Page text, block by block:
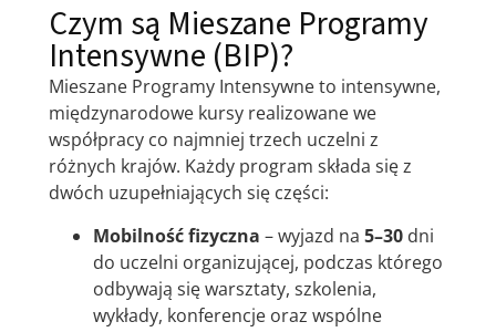
Czym są Mieszane Programy
Intensywne (BIP)?
Mieszane Programy Intensywne to intensywne,
międzynarodowe kursy realizowane we
współpracy co najmniej trzech uczelni z
różnych krajów. Każdy program składa się z
dwóch uzupełniających się części:
Mobilność fizyczna – wyjazd na 5–30dni
do uczelni organizującej, podczas którego
odbywają się warsztaty, szkolenia,
wykłady, konferencje oraz wspólne